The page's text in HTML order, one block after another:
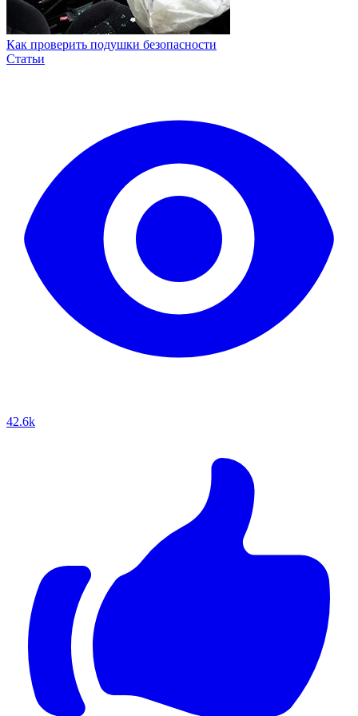
Как проверить подушки безопасности
Статьи
42.6k